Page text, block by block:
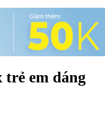
trẻ em dáng